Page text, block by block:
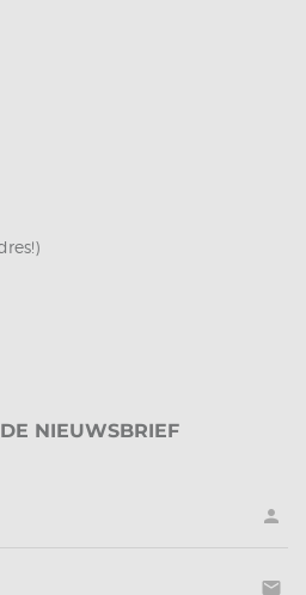
NIEUWSBRIEF
person
mail